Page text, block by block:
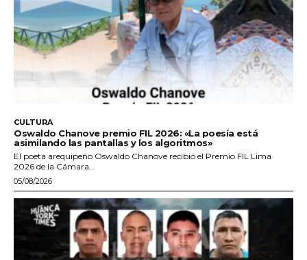
CULTURA
Oswaldo Chanove premio FIL 2026: «La poesía está
asimilando las pantallas y los algoritmos»
El poeta arequipeño Oswaldo Chanove recibió el Premio FIL Lima
2026 de la Cámara...
05/08/2026